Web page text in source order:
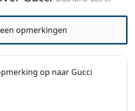
opmerkingen
op naar Gucci